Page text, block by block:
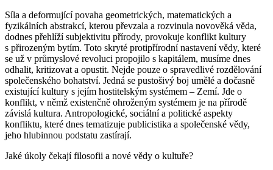
Síla a deformující povaha geometrických, matematických a
fyzikálních abstrakcí, kterou převzala a rozvinula novověká věda,
dodnes přehlíží subjektivitu přírody, provokuje konflikt kultury
s přirozeným bytím. Toto skryté protipřírodní nastavení vědy, které
se už v průmyslové revoluci propojilo s kapitálem, musíme dnes
odhalit, kritizovat a opustit. Nejde pouze o spravedlivé rozdělování
společenského bohatství. Jedná se pustošivý boj umělé a dočasně
existující kultury s jejím hostitelským systémem – Zemí. Jde o
konflikt, v němž existenčně ohroženým systémem je na přírodě
závislá kultura. Antropologické, sociální a politické aspekty
konfliktu, které dnes tematizuje publicistika a společenské vědy,
jeho hlubinnou podstatu zastírají.
Jaké úkoly čekají filosofii a nové vědy o kultuře?